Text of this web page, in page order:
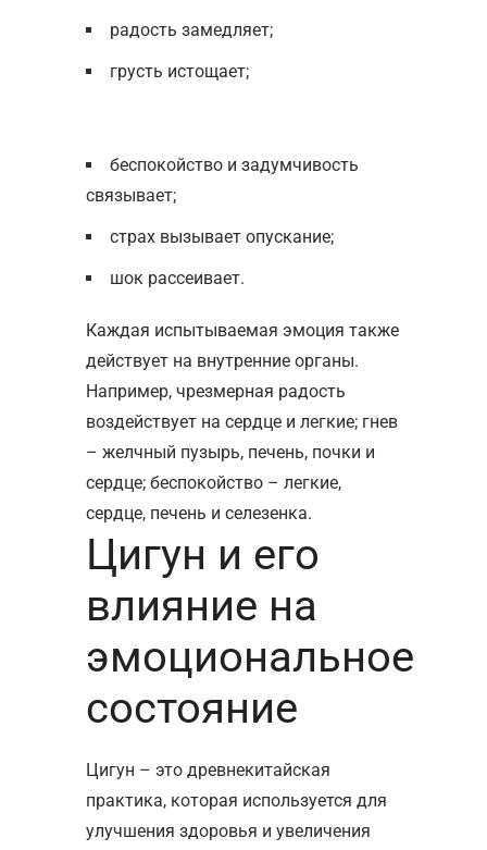
радость замедляет;
грусть истощает;
беспокойство и задумчивость
связывает;
страх вызывает опускание;
шок рассеивает.
Каждая испытываемая эмоция также
действует на внутренние органы.
Например, чрезмерная радость
воздействует на сердце и легкие; гнев
– желчный пузырь, печень, почки и
сердце; беспокойство – легкие,
сердце, печень и селезенка.
Цигун и его
влияние на
эмоциональное
состояние
Цигун – это древнекитайская
практика, которая используется для
улучшения здоровья и увеличения